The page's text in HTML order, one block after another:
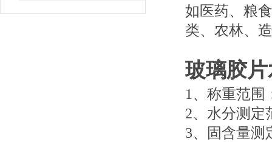
如医药、粮
类、农林、
玻璃胶
1、称重范围
2、水分测定
3、固含量测